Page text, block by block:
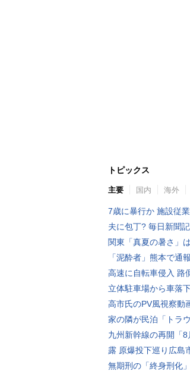
トピックス
主要 国内 海外
7歳に暴行か 施設従
夫に包丁? 毎日新聞
関東「真夏の暑さ」
「泥酔者」熊本で通
高速に自転車侵入 路
立体駐車場から車落
高市氏のPV風視察動
家の隣が民泊「トラ
九州新幹線の再開「
露 原爆投下巡り広島
無期刑の「終身刑化